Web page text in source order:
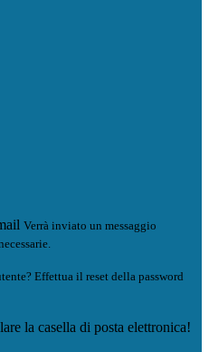
Verrà inviato un messaggio
Effettua il reset della password
la casella di posta elettronica!